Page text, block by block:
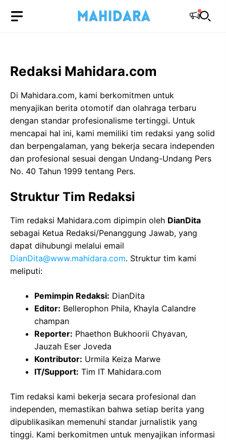
Redaksi Mahidara.com
Di Mahidara.com, kami berkomitmen untuk
menyajikan berita otomotif dan olahraga terbaru
dengan standar profesionalisme tertinggi. Untuk
mencapai hal ini, kami memiliki tim redaksi yang solid
dan berpengalaman, yang bekerja secara independen
dan profesional sesuai dengan Undang-Undang Pers
No. 40 Tahun 1999 tentang Pers.
Struktur Tim Redaksi
Tim redaksi Mahidara.com dipimpin oleh DianDita
sebagai Ketua Redaksi/Penanggung Jawab, yang
dapat dihubungi melalui email
DianDita@www.mahidara.com. Struktur tim kami
meliputi:
Pemimpin Redaksi: DianDita
Editor: Bellerophon Phila, Khayla Calandre
champan
Reporter: Phaethon Bukhoorii Chyavan,
Jauzah Eser Joveda
Kontributor: Urmila Keiza Marwe
IT/Support: Tim IT Mahidara.com
Tim redaksi kami bekerja secara profesional dan
independen, memastikan bahwa setiap berita yang
dipublikasikan memenuhi standar jurnalistik yang
tinggi. Kami berkomitmen untuk menyajikan informasi